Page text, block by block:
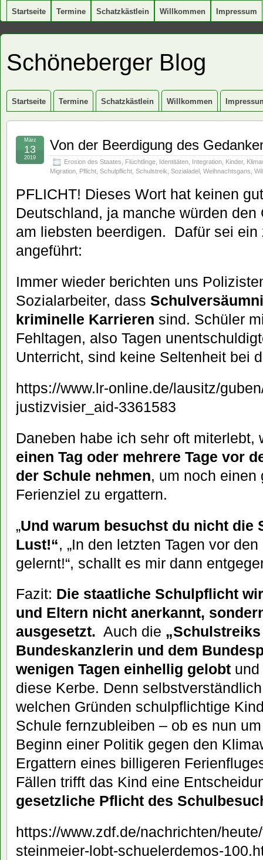
Startseite Termine Schatzkästlein Willkommen Impressum
Schöneberger Blog
Startseite Termine Schatzkästlein Willkommen
Von der Beerdigung des
Erosion des Staates Flüchtlinge Identitäten Integration Kinder,
Migration Pflicht Schulpflicht Schulstreik Sozialadel Weihnachtsgans
März
13
2019
PFLICHT! Dieses Wort hat keinen
Deutschland, ja manche würden
am liebsten beerdigen. Dafür sei
angeführt:
Immer wieder berichten uns
Sozialarbeiter, dass
kriminelle Karrieren sind. Schüler
Fehltagen, also Tagen
Unterricht, sind keine Seltenheit bei
https://www.lr-online.de/lausitz/
justizvisier_aid-3361583
Daneben habe ich sehr oft miterlebt,
einen Tag oder mehrere Tage vor
der Schule nehmen, um noch einen
Ferienziel zu ergattern.
„Und warum besuchst du nicht die
Lust!“, „In den letzten Tagen vor
gelernt!“, schallt es mir dann
Fazit: Die staatliche Schulpflicht
und Eltern nicht anerkannt,
ausgesetzt. Auch die
Bundeskanzlerin und dem
wenigen Tagen einhellig gelobt
diese Kerbe. Denn
welchen Gründen schulpflichtige
Schule fernzubleiben – ob es nun
Beginn einer Politik gegen den
Ergattern eines billigeren
Fällen trifft das Kind eine
gesetzliche Pflicht des
https://www.zdf.de/nachrichten/
steinmeier-lobt-schuelerdemos-